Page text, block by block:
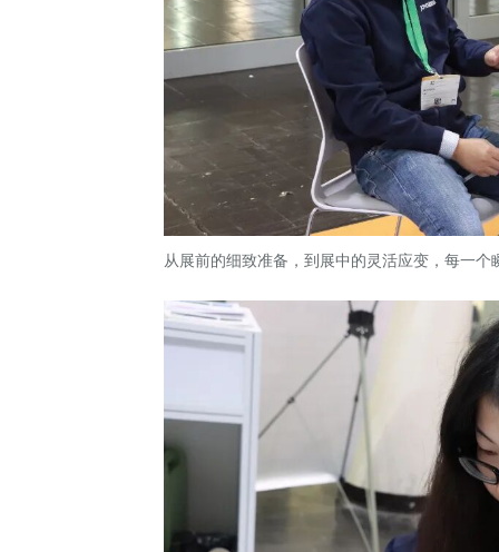
从展前的细致准备，到展中的灵活应变，每一